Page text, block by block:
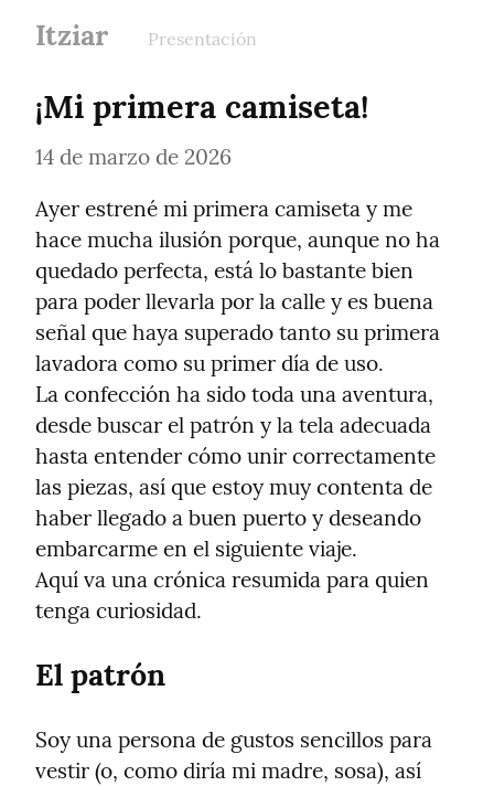
Itziar Presentación
¡Mi primera camiseta!
14 de marzo de 2026
Ayer estrené mi primera camiseta y me
hace mucha ilusión porque, aunque no ha
quedado perfecta, está lo bastante bien
para poder llevarla por la calle y es buena
señal que haya superado tanto su primera
lavadora como su primer día de uso.
La confección ha sido toda una aventura,
desde buscar el patrón y la tela adecuada
hasta entender cómo unir correctamente
las piezas, así que estoy muy contenta de
haber llegado a buen puerto y deseando
embarcarme en el siguiente viaje.
Aquí va una crónica resumida para quien
tenga curiosidad.
El patrón
Soy una persona de gustos sencillos para
vestir (o, como diría mi madre, sosa), así